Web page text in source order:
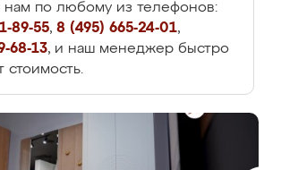
нам по любому из телефонов:
89-55, 8 (495) 665-24-01,
68-13, и наш менеджер быстро
стоимость.